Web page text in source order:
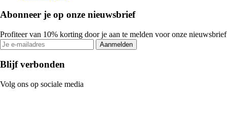
Abonneer je op onze nieuwsbrief
Profiteer van 10% korting door je aan te melden voor onze nieuwsbrief
Aanmelden
Blijf verbonden
Volg ons op sociale media